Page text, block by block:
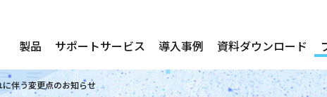
製品 サポートサービス 導入事例 資料ダウンロード
伴う変更点のお知らせ